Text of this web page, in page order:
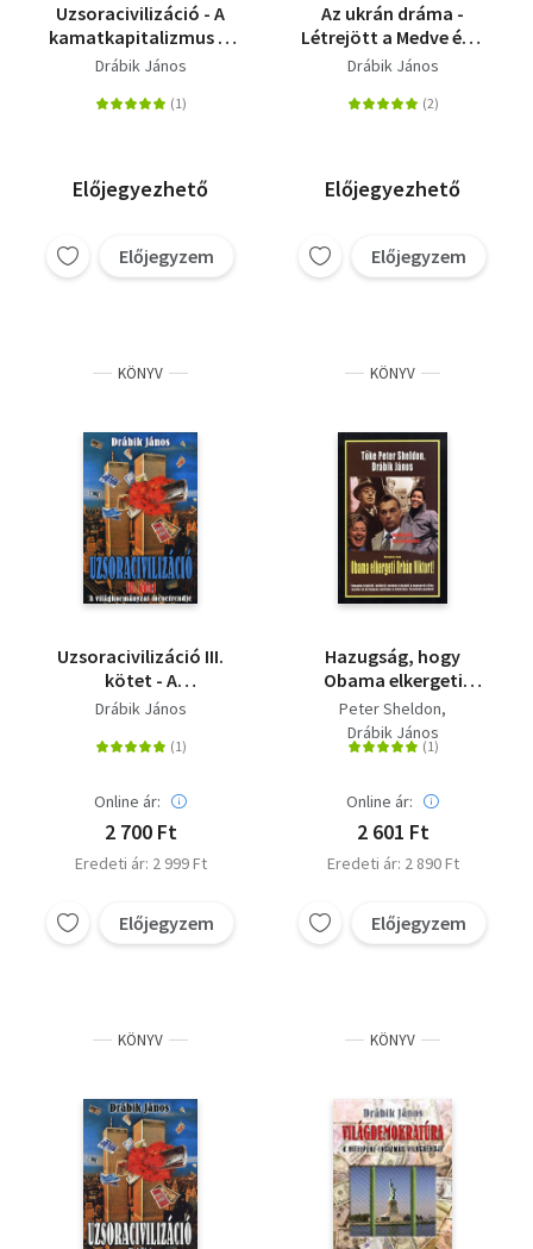
Uzsoracivilizáció - A
kamatkapitalizmus új
világrendje
Drábik János
Előjegyezhető
Előjegyzem
Az ukrán dráma -
Létrejött a Medve és a
Sárkány közös
Drábik János
Előjegyezhető
Előjegyzem
KÖNYV
Uzsoracivilizáció III.
kötet - A
világkormányzat
Drábik János
Online ár:
2 700 Ft
Eredeti ár: 2 999 Ft
Előjegyzem
KÖNYV
Hazugság, hogy
Obama elkergeti
Orbán Viktort!
Peter Sheldon
Drábik János
Online ár:
2 601 Ft
Eredeti ár: 2 890 Ft
Előjegyzem
KÖNYV KÖNYV